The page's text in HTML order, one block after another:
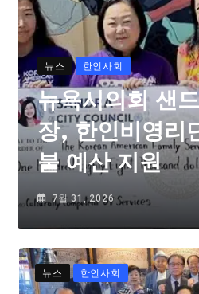
뉴스 한인사회
뉴욕시의회 샌
장, 한인비영리
불 예산 지원
7월 31, 2026
뉴스 한인사회